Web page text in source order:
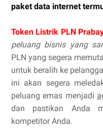
paket data internet
Token Listrik PLN
peluang bisnis yang
PLN yang segera
untuk beralih ke
ini akan segera
peluang emas menjadi
dan pastikan Anda
kompetitor Anda.